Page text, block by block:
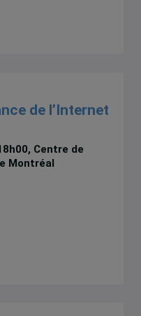
de l’Internet
Centre de
Montréal